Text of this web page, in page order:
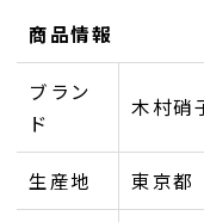
商品情報
ブラン
ド
木村硝
生産地 東京都